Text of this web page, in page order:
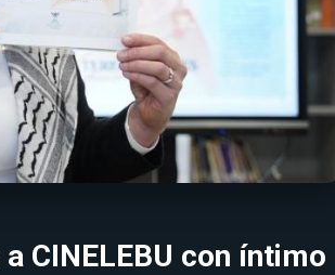
CINELEBU con íntimo